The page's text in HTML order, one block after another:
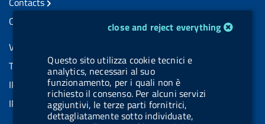
cookie management moduleclose and reject everything
Questo sito utilizza cookie tecnici e
analytics, necessari al suo
funzionamento, per i quali non è
richiesto il consenso. Per alcuni servizi
aggiuntivi, le terze parti fornitrici,
dettagliatamente sotto individuate,
Certified e-mail (PEC) contacts
VAT number: 08703841000
Tax code: 97345810580
IPA AIFA code: aifa_rm
IPA UCB code: UFE1TR